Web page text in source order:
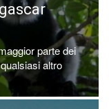
parte dei
altro